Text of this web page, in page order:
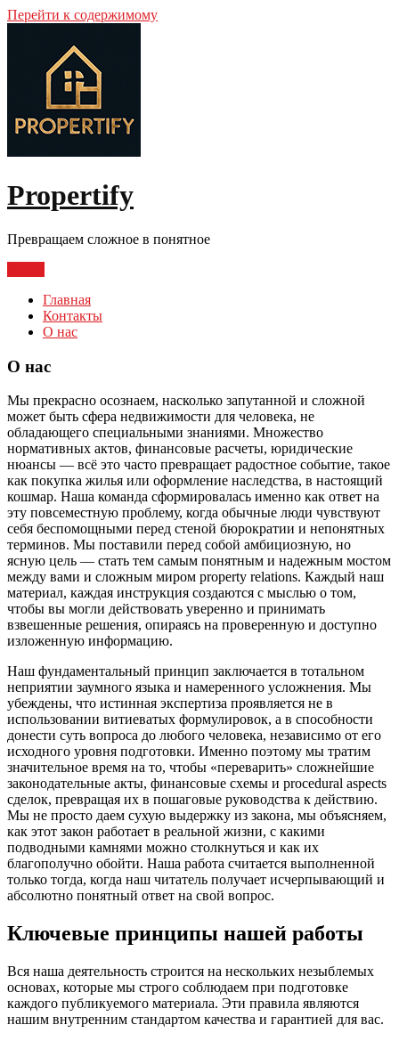
Перейти к содержимому
Propertify
Превращаем сложное в понятное
Главная
Контакты
О нас
О нас
Мы прекрасно осознаем, насколько запутанной и сложной
может быть сфера недвижимости для человека, не
обладающего специальными знаниями. Множество
нормативных актов, финансовые расчеты, юридические
нюансы — всё это часто превращает радостное событие, такое
как покупка жилья или оформление наследства, в настоящий
кошмар. Наша команда сформировалась именно как ответ на
эту повсеместную проблему, когда обычные люди чувствуют
себя беспомощными перед стеной бюрократии и непонятных
терминов. Мы поставили перед собой амбициозную, но
ясную цель — стать тем самым понятным и надежным мостом
между вами и сложным миром property relations. Каждый наш
материал, каждая инструкция создаются с мыслью о том,
чтобы вы могли действовать уверенно и принимать
взвешенные решения, опираясь на проверенную и доступно
изложенную информацию.
Наш фундаментальный принцип заключается в тотальном
неприятии заумного языка и намеренного усложнения. Мы
убеждены, что истинная экспертиза проявляется не в
использовании витиеватых формулировок, а в способности
донести суть вопроса до любого человека, независимо от его
исходного уровня подготовки. Именно поэтому мы тратим
значительное время на то, чтобы «переварить» сложнейшие
законодательные акты, финансовые схемы и procedural aspects
сделок, превращая их в пошаговые руководства к действию.
Мы не просто даем сухую выдержку из закона, мы объясняем,
как этот закон работает в реальной жизни, с какими
подводными камнями можно столкнуться и как их
благополучно обойти. Наша работа считается выполненной
только тогда, когда наш читатель получает исчерпывающий и
абсолютно понятный ответ на свой вопрос.
Ключевые принципы нашей работы
Вся наша деятельность строится на нескольких незыблемых
основах, которые мы строго соблюдаем при подготовке
каждого публикуемого материала. Эти правила являются
нашим внутренним стандартом качества и гарантией для вас.